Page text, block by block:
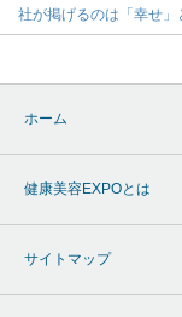
社が掲げるのは「幸せ」
ホーム
健康美容EXPOとは
サイトマップ